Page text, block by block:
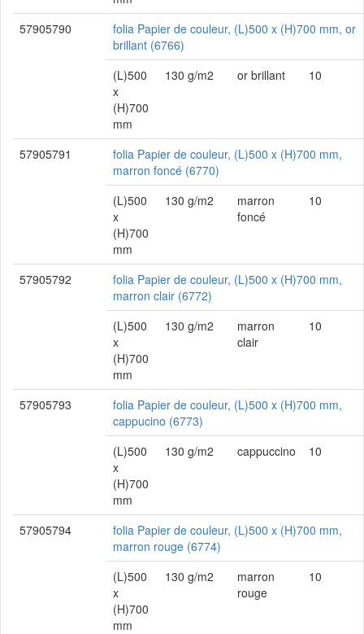
57905790
folia Papier de couleur, (L)500 x (H)700 mm, or
brillant (6766)
(L)500
x
(H)700
mm
130 g/m2 or brillant 10
57905791
folia Papier de couleur, (L)500 x (H)700 mm,
marron foncé (6770)
(L)500
x
(H)700
mm
130 g/m2
marron
foncé
10
57905792
folia Papier de couleur, (L)500 x (H)700 mm,
marron clair (6772)
(L)500
x
(H)700
mm
130 g/m2
marron
clair
10
57905793
folia Papier de couleur, (L)500 x (H)700 mm,
cappucino (6773)
(L)500
x
(H)700
mm
130 g/m2 cappuccino 10
57905794
folia Papier de couleur, (L)500 x (H)700 mm,
marron rouge (6774)
(L)500
x
(H)700
mm
130 g/m2
marron
rouge
10